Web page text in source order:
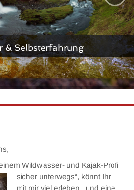
Gewässer
Gewässer
und leicht fießendes Gewässer
Gewässer
& Selbsterfahrung
Wildw asser- und Kajak-Profi
sicher unterwegs“, könnt Ihr